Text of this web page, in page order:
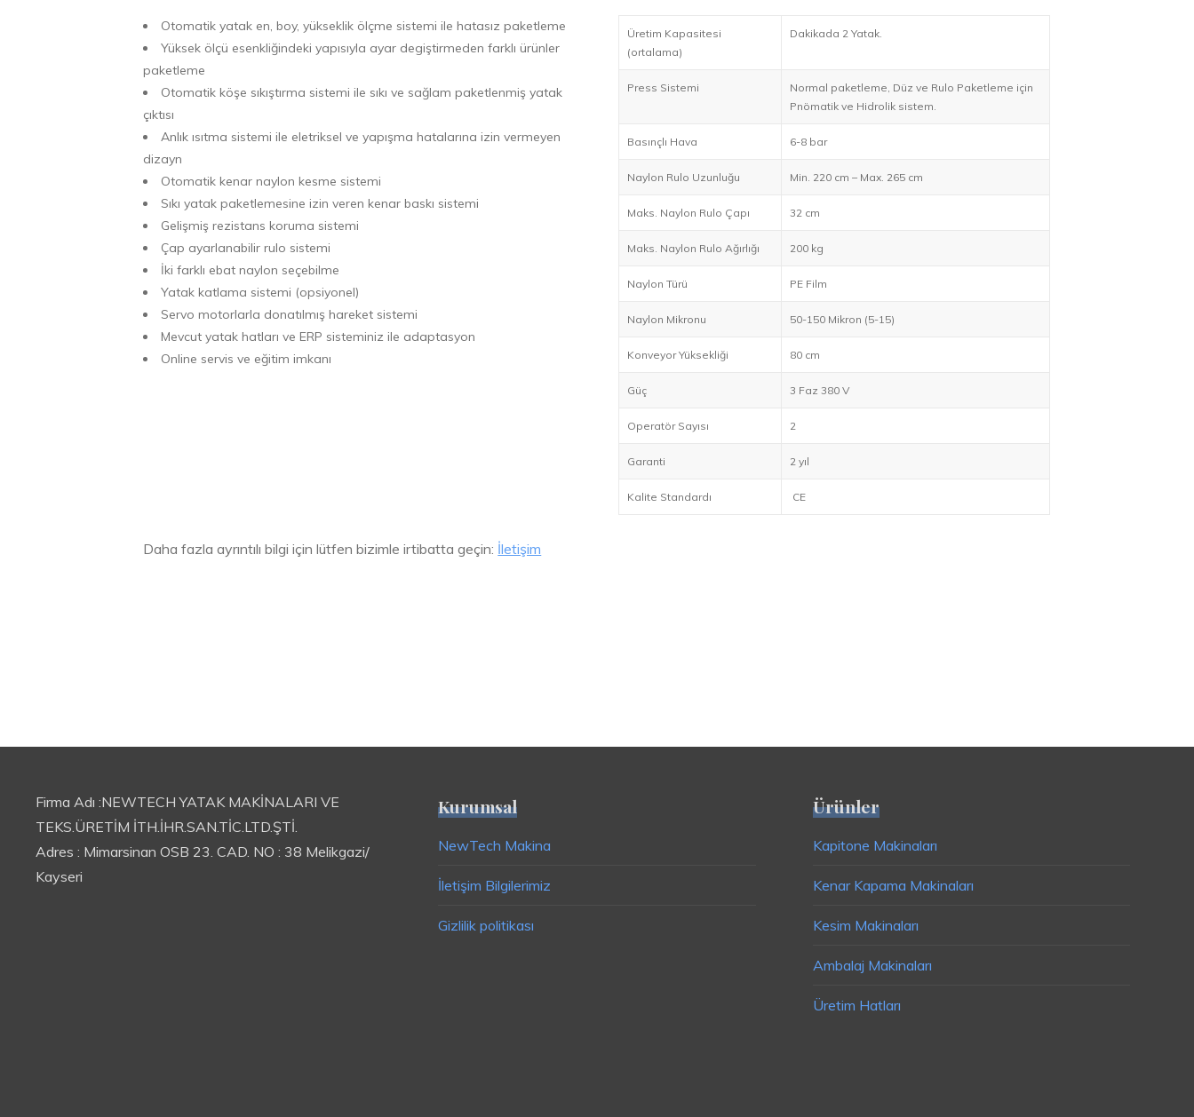
Otomatik yatak en, boy, yükseklik ölçme sistemi ile hatasız paketleme
Yüksek ölçü esenkliğindeki yapısıyla ayar degiştirmeden farklı ürünler
paketleme
Otomatik köşe sıkıştırma sistemi ile sıkı ve sağlam paketlenmiş yatak
çıktısı
Anlık ısıtma sistemi ile eletriksel ve yapışma hatalarına izin vermeyen
dizayn
Otomatik kenar naylon kesme sistemi
Sıkı yatak paketlemesine izin veren kenar baskı sistemi
Gelişmiş rezistans koruma sistemi
Çap ayarlanabilir rulo sistemi
İki farklı ebat naylon seçebilme
Yatak katlama sistemi (opsiyonel)
Servo motorlarla donatılmış hareket sistemi
Mevcut yatak hatları ve ERP sisteminiz ile adaptasyon
Online servis ve eğitim imkanı
Üretim Kapasitesi
(ortalama)
Dakikada 2 Yatak.
Press Sistemi
Normal paketleme, Düz ve Rulo Paketleme için
Pnömatik ve Hidrolik sistem.
Basınçlı Hava 6-8 bar
Naylon Rulo Uzunluğu Min. 220 cm – Max. 265 cm
Maks. Naylon Rulo Çapı 32 cm
Maks. Naylon Rulo Ağırlığı 200 kg
Naylon Türü PE Film
Naylon Mikronu 50-150 Mikron (5-15)
Konveyor Yüksekliği 80 cm
Güç 3 Faz 380 V
Operatör Sayısı 2
Garanti 2 yıl
Kalite Standardı CE
Daha fazla ayrıntılı bilgi için lütfen bizimle irtibatta geçin: İletişim
Firma Adı :NEWTECH YATAK MAKİNALARI VE
TEKS.ÜRETİM İTH.İHR.SAN.TİC.LTD.ŞTİ.
Adres : Mimarsinan OSB 23. CAD. NO : 38 Melikgazi/
Kayseri
Kurumsal
NewTech Makina
İletişim Bilgilerimiz
Gizlilik politikası
Ürünler
Kapitone Makinaları
Kenar Kapama Makinaları
Kesim Makinaları
Ambalaj Makinaları
Üretim Hatları